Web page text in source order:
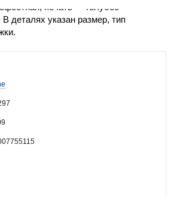
печать — голубое
деталях указан размер, тип